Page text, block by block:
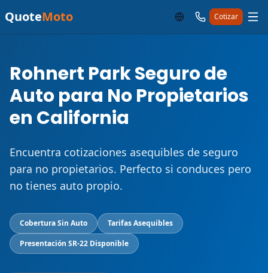
QuoteMoto Cotizar
Rohnert Park Seguro de
Auto para No Propietarios
en California
Encuentra cotizaciones asequibles de seguro
para no propietarios. Perfecto si conduces pero
no tienes auto propio.
Cobertura Sin Auto
Tarifas Asequibles
Presentación SR-22 Disponible